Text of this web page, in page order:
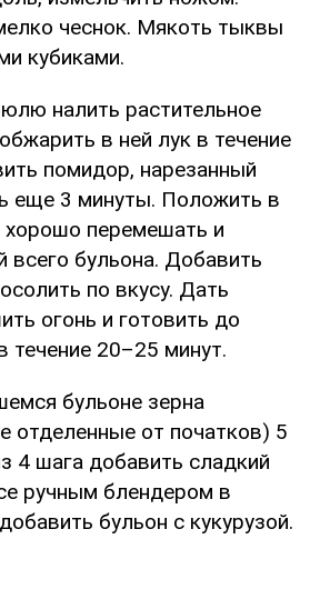
чеснок. Мякоть тыквы
кубиками.
налить растительное
в ней лук в течение
помидор, нарезанный
еще 3 минуты. Положить в
перемешать и
всего бульона. Добавить
по вкусу. Дать
огонь и готовить до
течение 20–25 минут.
бульоне зерна
отделенные от початков) 5
4 шага добавить сладкий
ручным блендером в
бульон с кукурузой.